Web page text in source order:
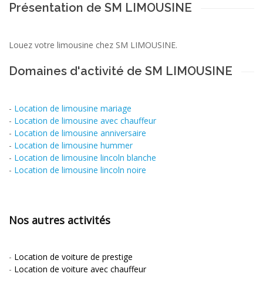
Présentation de SM LIMOUSINE
Louez votre limousine chez SM LIMOUSINE.
Domaines d'activité de SM LIMOUSINE
- Location de limousine mariage
- Location de limousine avec chauffeur
- Location de limousine anniversaire
- Location de limousine hummer
- Location de limousine lincoln blanche
- Location de limousine lincoln noire
Nos autres activités
- Location de voiture de prestige
- Location de voiture avec chauffeur